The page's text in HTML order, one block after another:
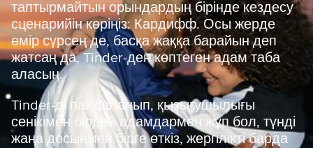
таптырмайтын орындардың бірінде кездесу
сценарийін көріңіз: Кардифф. Осы жерде
өмір сүрсең де, басқа жаққа барайын деп
жатсаң да, Tinder-ден көптеген адам таба
аласың.
Tinder-ді пайдаланып, қызығушылығы
сенікімен бірдей адамдармен жұп бол, түнді
жаңа досыңмен бірге өткіз, жергілікті барда